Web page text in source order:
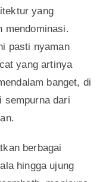
yang
mendominasi.
pasti nyaman
yang artinya
banget, di
sempurna dari
berbagai
hingga ujung